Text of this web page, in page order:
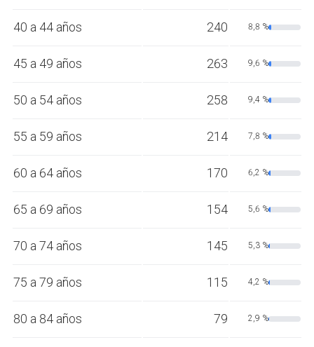
40 a 44 años 240 8,8 %
45 a 49 años 263 9,6 %
50 a 54 años 258 9,4 %
55 a 59 años 214 7,8 %
60 a 64 años 170 6,2 %
65 a 69 años 154 5,6 %
70 a 74 años 145 5,3 %
75 a 79 años 115 4,2 %
80 a 84 años 79 2,9 %